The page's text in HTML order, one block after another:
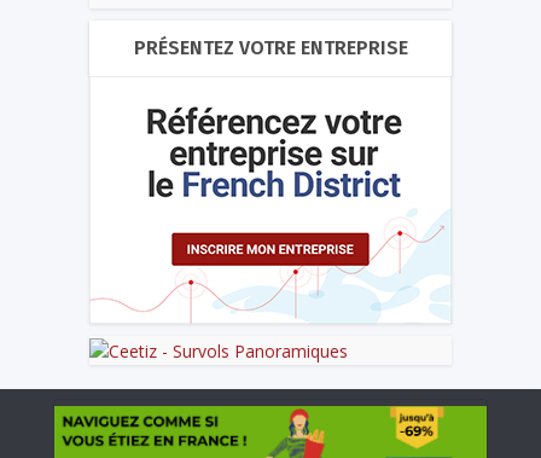
PRÉSENTEZ VOTRE ENTREPRISE